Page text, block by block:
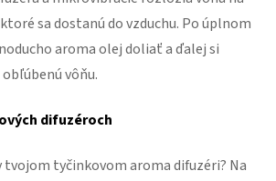
sa dostanú do vzduchu. Po úplnom
aroma olej doliať a ďalej si
vôňu.
difuzéroch
tvojom tyčinkovom aroma difuzéri? Na